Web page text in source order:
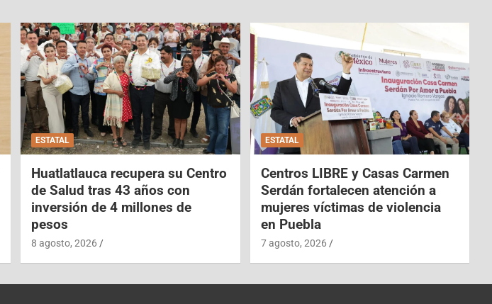
ESTATAL
Huatlatlauca recupera su Centro
de Salud tras 43 años con
inversión de 4 millones de
pesos
8 agosto, 2026
ESTATAL
Centros LIBRE y Casas Carmen
Serdán fortalecen atención a
mujeres víctimas de violencia
en Puebla
7 agosto, 2026